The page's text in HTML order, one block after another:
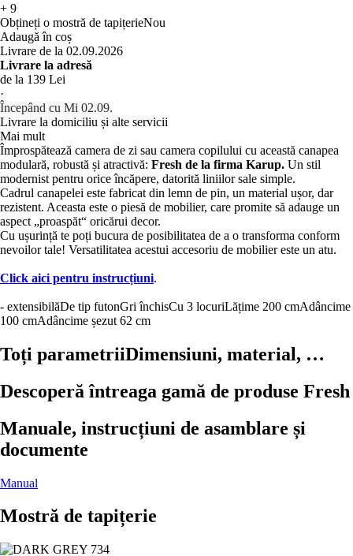
+ 9
Obțineți o mostră de tapițerieNou
Adaugă în coș
Livrare de la 02.09.2026
Livrare la adresă
de la 139 Lei
·
Începând cu Mi 02.09.
Livrare la domiciliu și alte servicii
Mai mult
Împrospătează camera de zi sau camera copilului cu această canapea
modulară, robustă și atractivă: Fresh de la firma Karup. Un stil
modernist pentru orice încăpere, datorită liniilor sale simple.
Cadrul canapelei este fabricat din lemn de pin, un material ușor, dar
rezistent. Aceasta este o piesă de mobilier, care promite să adauge un
aspect „proaspăt“ oricărui decor.
Cu ușurință te poți bucura de posibilitatea de a o transforma conform
nevoilor tale! Versatilitatea acestui accesoriu de mobilier este un atu.
Click aici pentru instrucțiuni.
- extensibilăDe tip futonGri închisCu 3 locuriLățime 200 cmAdâncime
100 cmAdâncime șezut 62 cm
Toți parametriiDimensiuni, material, …
Descoperă întreaga gamă de produse Fresh
Manuale, instrucțiuni de asamblare și
documente
Manual
Mostră de tapițerie